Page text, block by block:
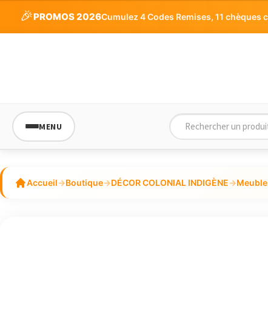
🎉PROMOS 2026Cumulez 4 Codes Remises, 11
MENU
Accueil→Boutique→DÉCOR COLONIAL INDIGÈNE→